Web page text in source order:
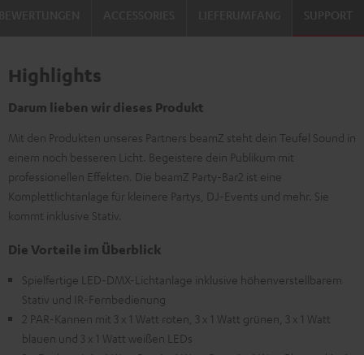
SUPPORT
Highlights
Darum lieben wir dieses Produkt
Mit den Produkten unseres Partners beamZ steht dein Teufel Sound in
einem noch besseren Licht. Begeistere dein Publikum mit
professionellen Effekten. Die beamZ Party-Bar2 ist eine
Komplettlichtanlage für kleinere Partys, DJ-Events und mehr. Sie
kommt inklusive Stativ.
Die Vorteile im Überblick
Spielfertige LED-DMX-Lichtanlage inklusive höhenverstellbarem
Stativ und IR-Fernbedienung
2 PAR-Kannen mit 3 x 1 Watt roten, 3 x 1 Watt grünen, 3 x 1 Watt
blauen und 3 x 1 Watt weißen LEDs